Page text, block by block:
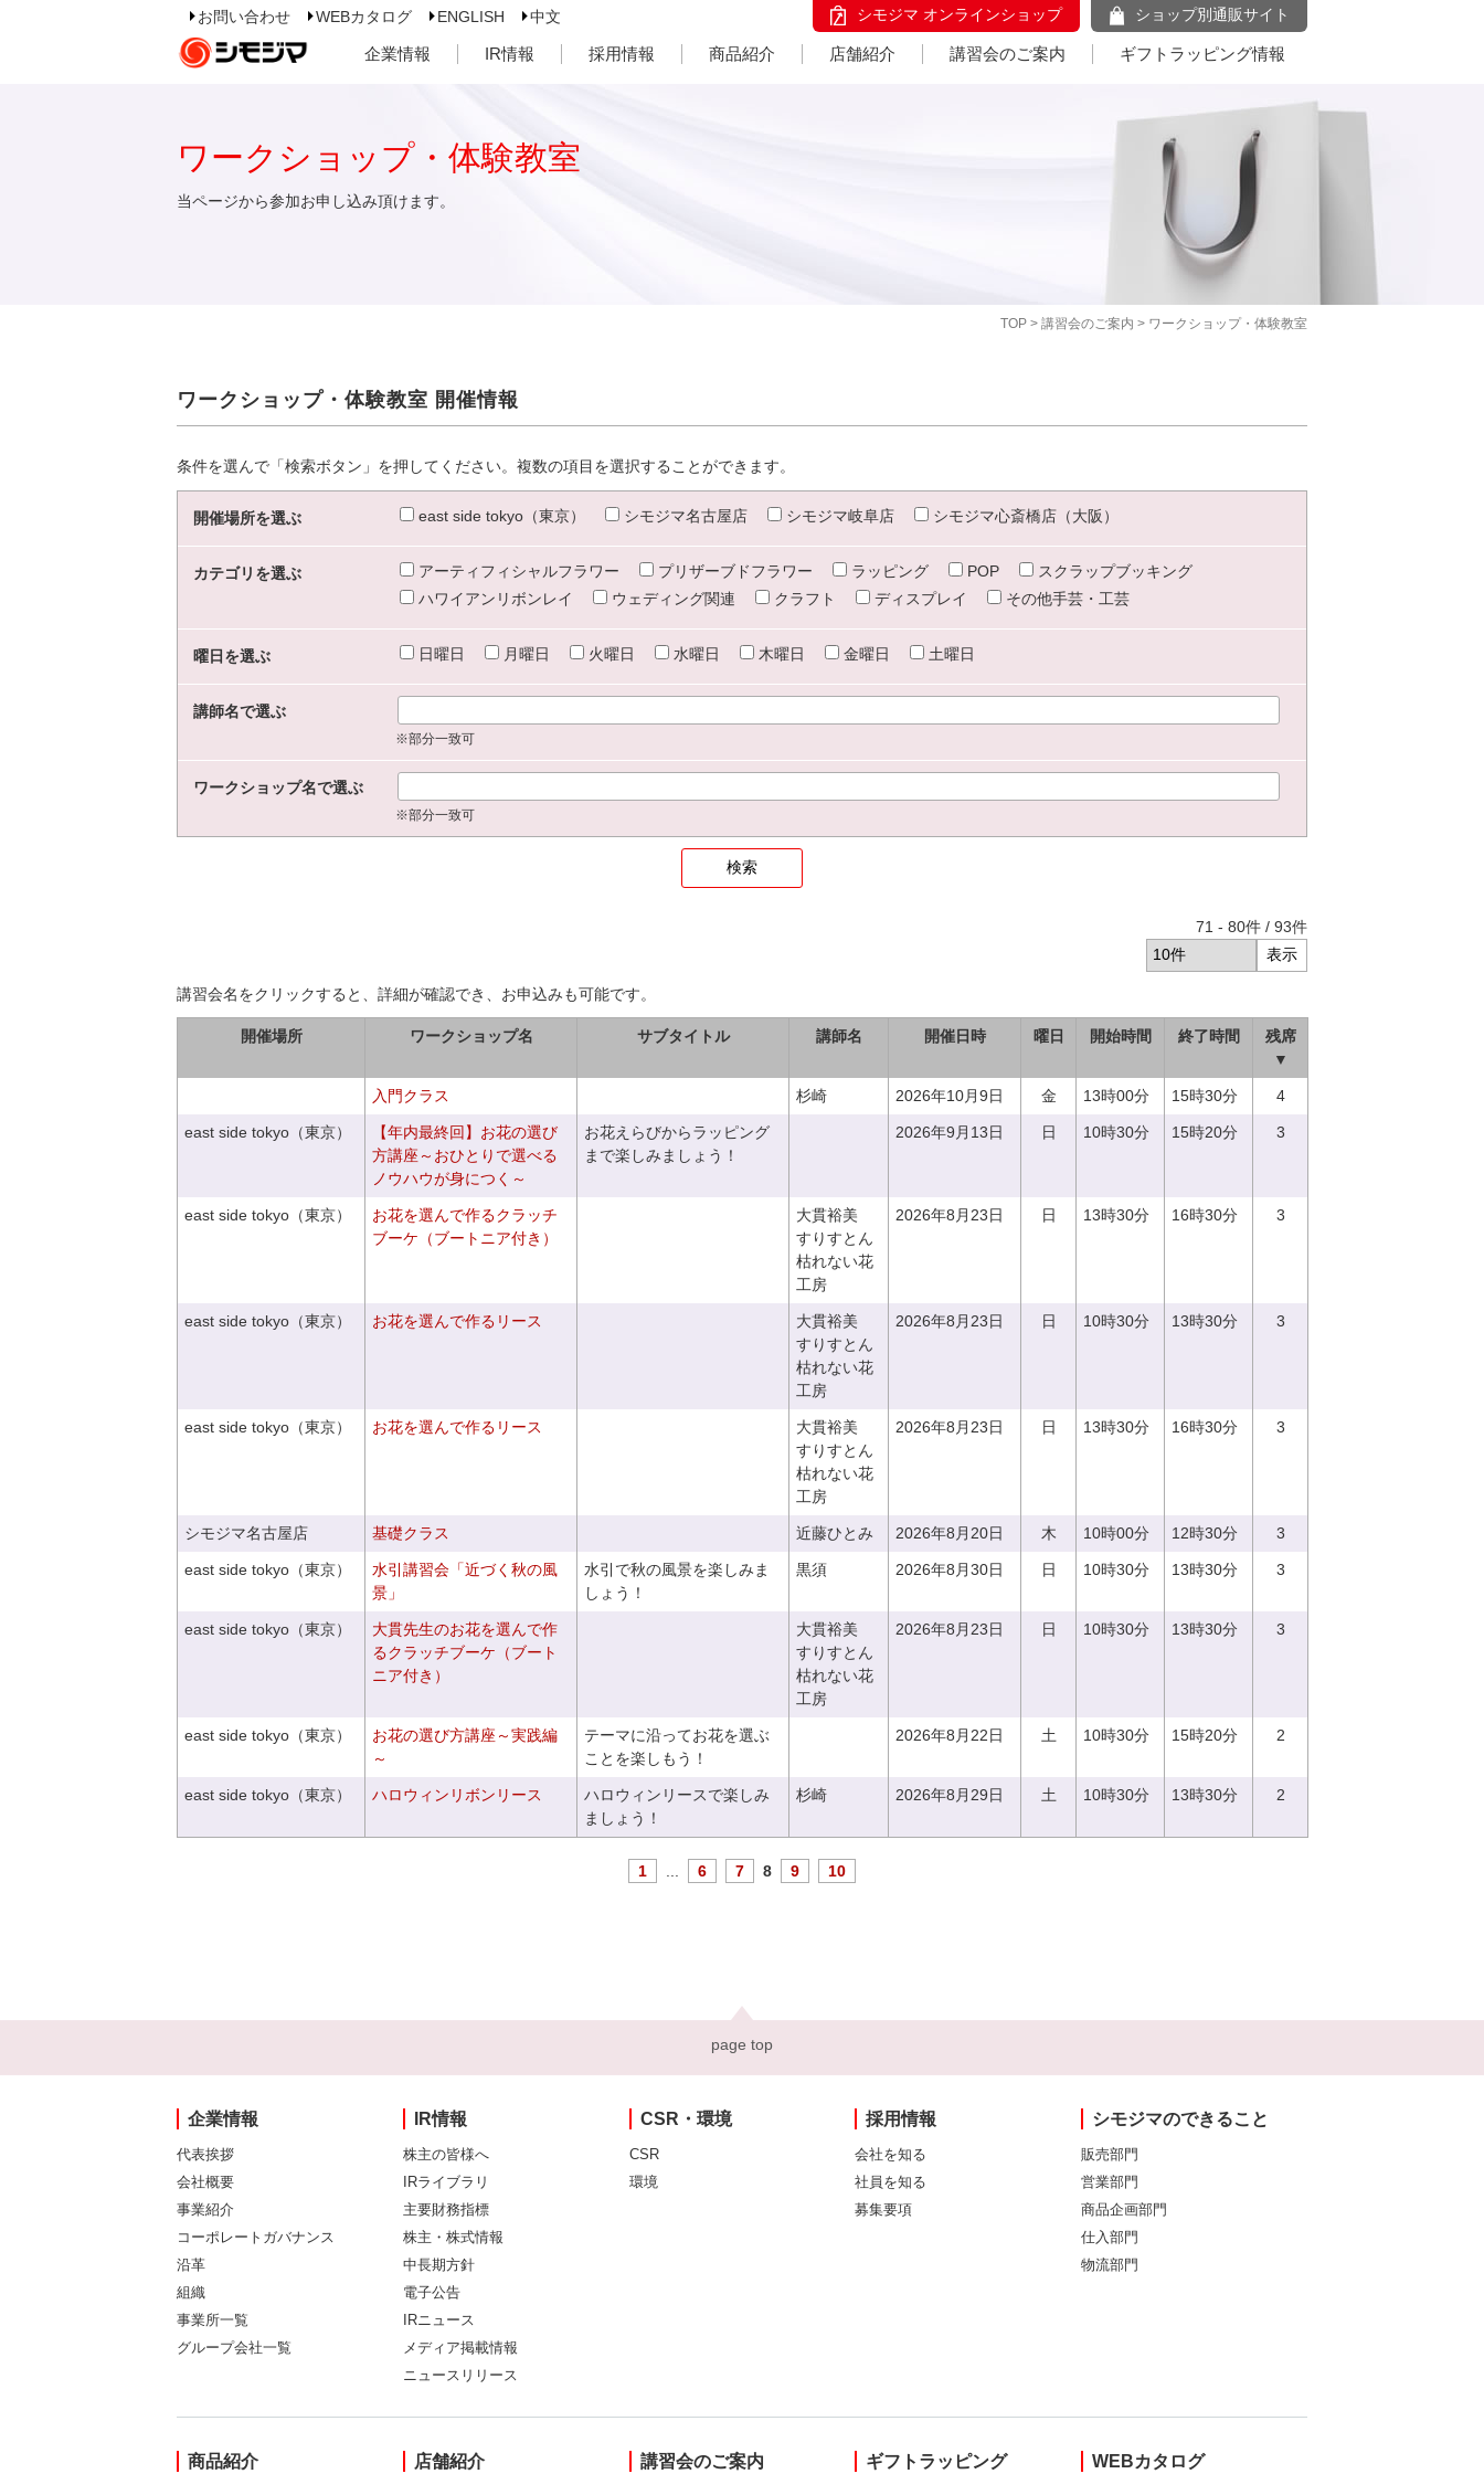
お問い合わせ WEBカタログ ENGLISH 中文 シモジマ オンラインショップ ショップ別通販サイト
企業情報 IR情報 採用情報 商品紹介 店舗紹介 講習会のご案内 ギフトラッピング情報
TOP > 講習会のご案内 > ワークショップ・体験教室
ワークショップ・体験教室
当ページから参加お申し込み頂けます。
ワークショップ・体験教室 開催情報
条件を選んで「検索ボタン」を押してください。複数の項目を選択することができます。
開催場所を選ぶ east side tokyo（東京） シモジマ名古屋店 シモジマ岐阜店 シモジマ心斎橋店（大阪）
カテゴリを選ぶ アーティフィシャルフラワー プリザーブドフラワー ラッピング POP
スクラップブッキング
ハワイアンリボンレイ
ウェディング関連 クラフト ディスプレイ その他手芸・工芸
曜日を選ぶ 日曜日 月曜日 火曜日 水曜日 木曜日 金曜日 土曜日
講師名で選ぶ
※部分一致可
ワークショップ名で選ぶ
※部分一致可
71 - 80件 / 93件
講習会名をクリックすると、詳細が確認でき、お申込みも可能です。
開催場所 ワークショップ名 サブタイトル 講師名 開催日時 曜日 開始時間 終了時間
残席
▼
入門クラス 杉崎 2026年10月9日 金 13時00分 15時30分 4
east side tokyo（東京）
【年内最終回】お花の選び
方講座～おひとりで選べる
ノウハウが身につく～
お花えらびからラッピング
まで楽しみましょう！
2026年9月13日 日 10時30分 15時20分 3
east side tokyo（東京）
お花を選んで作るクラッチ
ブーケ（ブートニア付き）
大貫裕美
すりすとん
枯れない花
工房
2026年8月23日 日 13時30分 16時30分 3
east side tokyo（東京） お花を選んで作るリース
大貫裕美
すりすとん
枯れない花
工房
2026年8月23日 日 10時30分 13時30分 3
east side tokyo（東京） お花を選んで作るリース
大貫裕美
すりすとん
枯れない花
工房
2026年8月23日 日 13時30分 16時30分 3
シモジマ名古屋店 基礎クラス 近藤ひとみ 2026年8月20日 木 10時00分 12時30分 3
east side tokyo（東京）
水引講習会「近づく秋の風
景」
水引で秋の風景を楽しみま
しょう！
黒須 2026年8月30日 日 10時30分 13時30分 3
east side tokyo（東京）
大貫先生のお花を選んで作
るクラッチブーケ（ブート
ニア付き）
大貫裕美
すりすとん
枯れない花
工房
2026年8月23日 日 10時30分 13時30分 3
east side tokyo（東京）
お花の選び方講座～実践編
～
テーマに沿ってお花を選ぶ
ことを楽しもう！
2026年8月22日 土 10時30分 15時20分 2
east side tokyo（東京） ハロウィンリボンリース
ハロウィンリースで楽しみ
ましょう！
杉崎 2026年8月29日 土 10時30分 13時30分 2
1 6 7 8 9 10
page top
企業情報
代表挨拶
会社概要
事業紹介
コーポレートガバナンス
沿革
組織
事業所一覧
グループ会社一覧
IR情報
株主の皆様へ
IRライブラリ
主要財務指標
株主・株式情報
中長期方針
電子公告
IRニュース
メディア掲載情報
ニュースリリース
CSR・環境
CSR
環境
採用情報
会社を知る
社員を知る
募集要項
シモジマのできること
販売部門
営業部門
商品企画部門
仕入部門
物流部門
商品紹介 店舗紹介 講習会のご案内 ギフトラッピング WEBカタログ